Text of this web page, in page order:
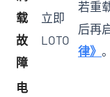
载
故
障
立即
LOTO
若重
后再
律》 。
电